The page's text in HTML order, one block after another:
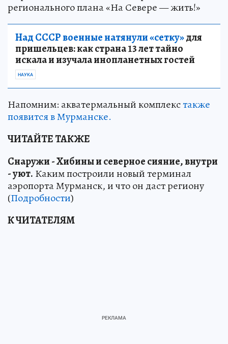
регионального плана «На Севере — жить!»
Над СССР военные натянули «сетку»для
пришельцев: как страна 13 лет тайно
искала и изучала инопланетных гостей
НАУКА
Напомним: акватермальный комплекстакже
появится в Мурманске.
ЧИТАЙТЕ ТАКЖЕ
Снаружи - Хибины и северное сияние, внутри
- уют. Каким построили новый терминал
аэропорта Мурманск, и что он даст региону
(Подробности)
К ЧИТАТЕЛЯМ